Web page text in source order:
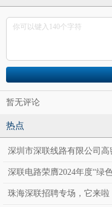
暂无评论
热点
深圳市深联线路有限公司
影响报告表公示
深联电路荣膺2024年度“绿
珠海深联招聘专场，它来啦